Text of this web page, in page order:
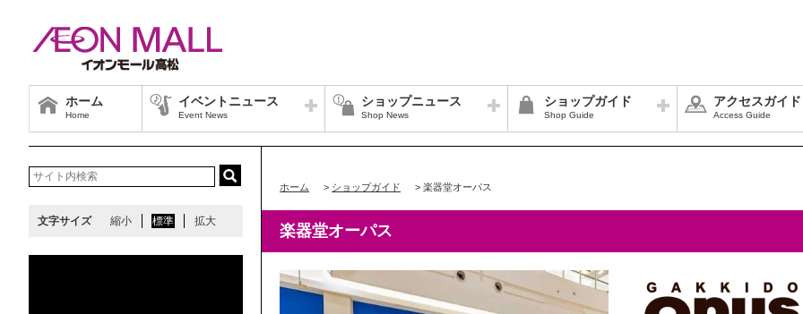
ホーム
Home
イベントニュース
Event News
ショップニュース
Shop News
ショップガイド
Shop Guide
アクセスガイド
Access Guide
ホーム > ショップガイド > 楽器堂オーパス
楽器堂オーパス
文字サイズ 縮小 標準 拡大